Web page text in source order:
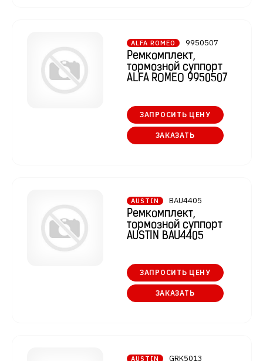
ALFA ROMEO 9950507
Ремкомплект,
тормозной суппорт
ALFA ROMEO 9950507
ЗАПРОСИТЬ ЦЕНУ
ЗАКАЗАТЬ
AUSTIN BAU4405
Ремкомплект,
тормозной суппорт
AUSTIN BAU4405
ЗАПРОСИТЬ ЦЕНУ
ЗАКАЗАТЬ
AUSTIN GRK5013